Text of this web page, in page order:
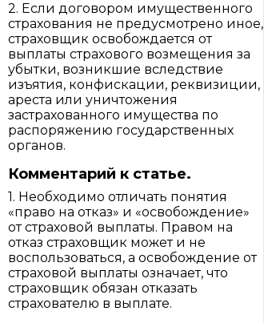
2. Если договором имущественного
страхования не предусмотрено иное,
страховщик освобождается от
выплаты страхового возмещения за
убытки, возникшие вследствие
изъятия, конфискации, реквизиции,
ареста или уничтожения
застрахованного имущества по
распоряжению государственных
органов.
Комментарий к статье.
1. Необходимо отличать понятия
«право на отказ» и «освобождение»
от страховой выплаты. Правом на
отказ страховщик может и не
воспользоваться, а освобождение от
страховой выплаты означает, что
страховщик обязан отказать
страхователю в выплате.